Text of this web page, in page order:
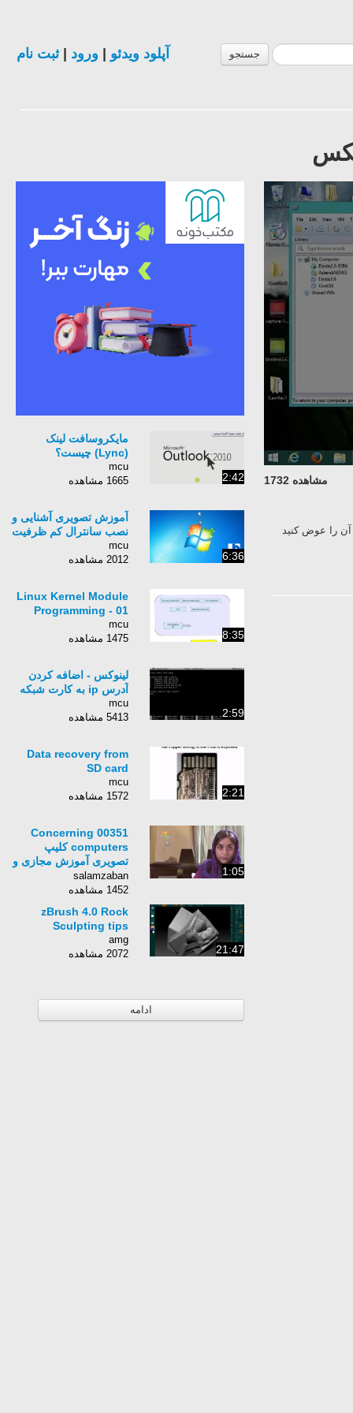
جستجو آپلود ویدئو ورود |ثبت نام
مشاهده 1732
آن را عوض کنید
2:42
مایکروسافت لینک
(Lync) چیست؟
mcu
1665 مشاهده
6:36
آموزش تصویری آشنایی و
نصب سانترال کم ظرفیت
mcu
2012 مشاهده
8:35
Linux Kernel Module
Programming - 01
mcu
1475 مشاهده
2:59
لینوکس - اضافه کردن
آدرس ip به کارت شبکه
mcu
5413 مشاهده
2:21
Data recovery from
SD card
mcu
1572 مشاهده
1:05
00351 Concerning
computers کلیپ
تصویری آموزش مجازی و
آنلاین مکالمه زبان
انگلیسی
salamzaban
1452 مشاهده
21:47
zBrush 4.0 Rock
Sculpting tips
amg
2072 مشاهده
ادامه